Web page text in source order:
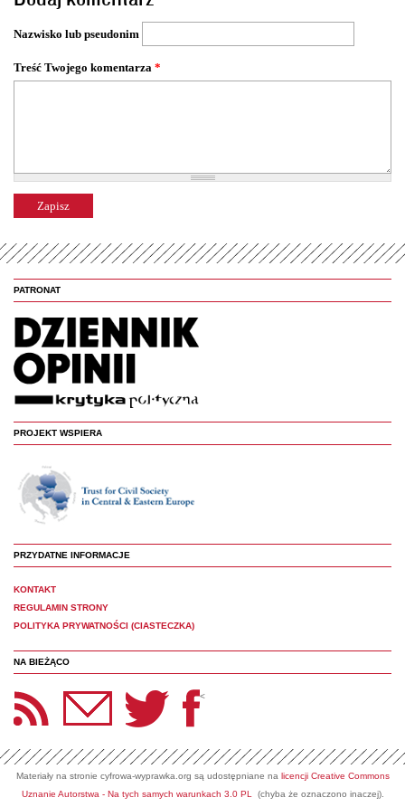
o
n
y
Nazwisko lub pseudonim
Treść Twojego komentarza *
PATRONAT
PROJEKT WSPIERA
PRZYDATNE INFORMACJE
KONTAKT
REGULAMIN STRONY
POLITYKA PRYWATNOŚCI (CIASTECZKA)
NA BIEŻĄCO
Panoptyka Facebook <
Materiały na stronie cyfrowa-wyprawka.org są udostępniane na licencji Creative Commons
Uznanie Autorstwa - Na tych samych warunkach 3.0 PL(chyba że oznaczono inaczej).